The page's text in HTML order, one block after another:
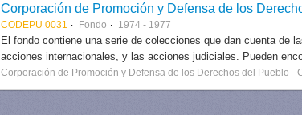
Corporación de Promoción y Defensa de los
CODEPU 0031 Fondo 1974 - 1977
El fondo contiene una serie de colecciones que dan cuenta de
acciones internacionales, y las acciones judiciales. Pueden
Corporación de Promoción y Defensa de los Derechos del Pueblo -